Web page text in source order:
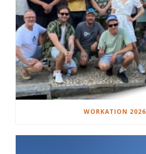
WORKATION 2026